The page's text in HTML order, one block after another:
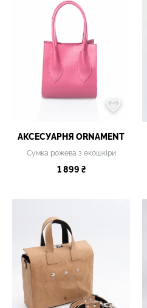
АКСЕСУАРНЯ ОRNAMENT
Сумка рожева з екошкіри
1 899 ₴